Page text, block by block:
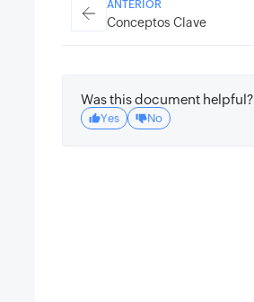
ANTERIOR
Conceptos Clave
Was this document helpful?
Yes No